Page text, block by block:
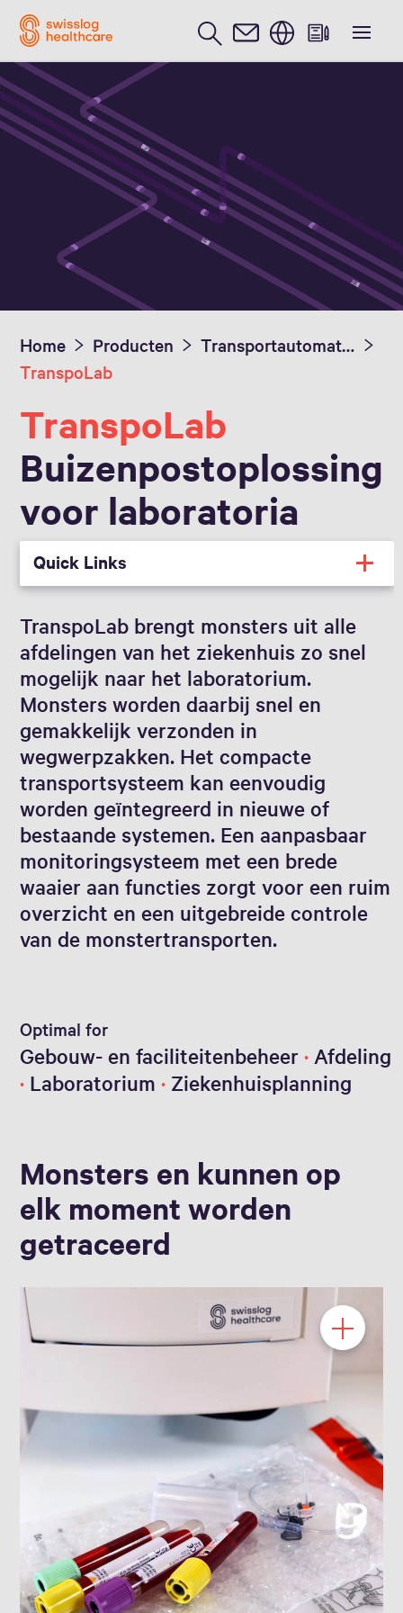
Voordelen
Nederlands / Dutch
Home Producten
Transportautomatisering
TranspoLab
TranspoLab
Buizenpostoplossing
voor laboratoria
Quick Links
TranspoLab brengt monsters uit alle
afdelingen van het ziekenhuis zo snel
mogelijk naar het laboratorium.
Monsters worden daarbij snel en
gemakkelijk verzonden in
wegwerpzakken. Het compacte
transportsysteem kan eenvoudig
worden geïntegreerd in nieuwe of
bestaande systemen. Een aanpasbaar
monitoringsysteem met een brede
waaier aan functies zorgt voor een ruim
overzicht en een uitgebreide controle
van de monstertransporten.
Optimal for
Gebouw- en faciliteitenbeheer
Afdeling
Laboratorium
Ziekenhuisplanning
Monsters en kunnen op
elk moment worden
getraceerd
Hygiënisch monstertransport in
plastic wegwerpzakken.